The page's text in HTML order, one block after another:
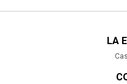
LA